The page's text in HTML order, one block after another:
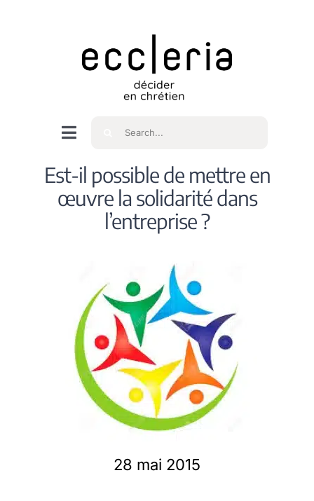
Navigation
bascule
Accueil
Qui sommes nous ?
Spiritualité
Membres
Rechercher
Est-il possible de mettre en
œuvre la solidarité dans
l’entreprise ?
28 mai 2015